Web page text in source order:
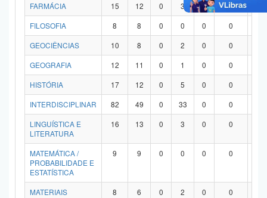
FARMÁCIA
15 12 0 3 0 0
FILOSOFIA
8 8 0 0 0 0
GEOCIÊNCIAS
10 8 0 2 0 0
GEOGRAFIA
12 11 0 1 0 0
HISTÓRIA
17 12 0 5 0 0
INTERDISCIPLINAR
82 49 0 33 0 0
LINGUÍSTICA E
LITERATURA
16 13 0 3 0 0
MATEMÁTICA /
PROBABILIDADE E
ESTATÍSTICA
9 9 0 0 0 0
MATERIAIS 8 6 0 2 0 0